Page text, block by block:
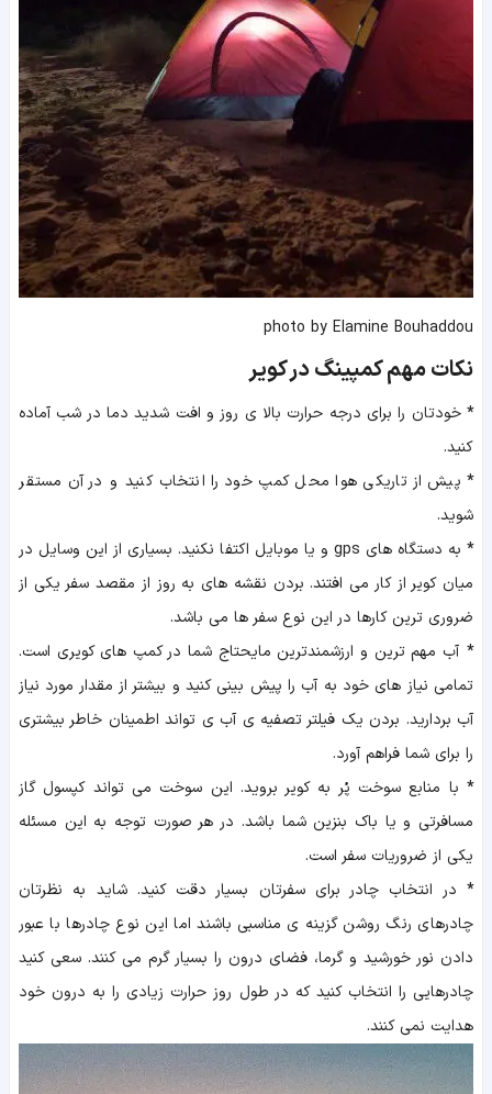
photo by Elamine Bouhaddou
نکات مهم کمپینگ در کویر
* خودتان را برای درجه حرارت بالا ی روز و افت شدید دما در شب آماده
کنید.
* پیش از تاریکی هوا محل کمپ خود را انتخاب کنید و در آن مستقر
شوید.
*
به دستگاه های gps و یا موبایل اکتفا نکنید. بسیاری از این وسایل در
میان کویر از کار می افتند. بردن نقشه های به روز از مقصد سفر یکی از
ضروری ترین کارها در این نوع سفر ها می باشد.
* آب مهم ترین و ارزشمندترین مایحتاج شما در کمپ های کویری است.
تمامی نیاز های خود به آب را پیش بینی کنید و بیشتر از مقدار مورد نیاز
آب بردارید. بردن یک فیلتر تصفیه ی آب ی تواند اطمینان خاطر بیشتری
را برای شما فراهم آورد.
* با منابع سوخت پُر به کویر بروید. این سوخت می تواند کپسول گاز
مسافرتی و یا باک بنزین شما باشد. در هر صورت توجه به این مسئله
یکی از ضروریات سفر است.
* در انتخاب چادر برای سفرتان بسیار دقت کنید. شاید به نظرتان
چادرهای رنگ روشن گزینه ی مناسبی باشند اما این نوع چادرها با عبور
دادن نور خورشید و گرما، فضای درون را بسیار گرم می کنند. سعی کنید
چادرهایی را انتخاب کنید که در طول روز حرارت زیادی را به درون خود
هدایت نمی کنند.